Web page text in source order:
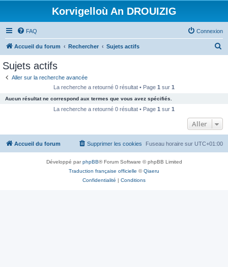
Korvigelloù An DROUIZIG
FAQ Connexion
Accueil du forum Rechercher Sujets actifs
c
e
Sujets actifs
Aller sur la recherche avancée
La recherche a retourné 0 résultat • Page 1 sur 1
Aucun résultat ne correspond aux termes que vous avez spécifiés.
La recherche a retourné 0 résultat • Page 1 sur 1
Aller
Accueil du forum Fuseau horaire sur UTC+01:00
Supprimer les cookies
Développé parphpBB® Forum Software © phpBB Limited
Traduction française officielle ©Qiaeru
Confidentialité | Conditions